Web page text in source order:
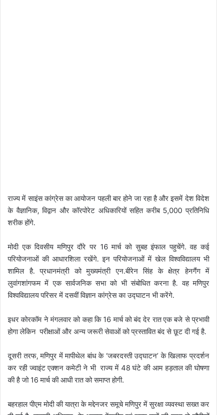
राज्य में साइंस कांग्रेस का आयोजन पहली बार होने जा रहा है और इसमें देश विदेश
के वैज्ञानिक, विद्वान और कॉरपोरेट अधिकारियों सहित करीब 5,000 प्रतिनिधि
शरीक होंगे.
मोदी एक दिवसीय मणिपुर दौरे पर 16 मार्च को सुबह इंफाल पहुचेंगे. वह कई
परियोजनाओं की आधारशिला रखेंगे. इन परियोजनाओं में खेल विश्वविद्यालय भी
शामिल है. प्रधानमंत्री को मुख्यमंत्री एन.बीरेन सिंह के क्षेत्र हेनगैंग में
लुवांगशांगफम में एक सार्वजनिक सभा को भी संबोधित करना है. वह मणिपुर
विश्वविद्यालय परिसर में दसवीं विज्ञान कांग्रेस का उद्घाटन भी करेंगे.
इधर कोरकॉम ने मंगलवार को कहा कि 16 मार्च को बंद देर रात एक बजे से प्रभावी
होगा लेकिन परीक्षाओं और अन्य जरूरी सेवाओं को प्रस्तावित बंद से छूट दी गई है.
दूसरी तरफ, मणिपुर में मापीथेल बांध के ‘जबरदस्ती उद्घाटन’ के खिलाफ प्रदर्शन
कर रही ज्वाइंट एक्शन कमेटी ने भी राज्य में 48 घंटे की आम हड़ताल की घोषणा
की है जो 16 मार्च की आधी रात को समाप्त होगी.
बहरहाल पीएम मोदी की यात्रा के मद्देनजर समूचे मणिपुर में सुरक्षा व्यवस्था सख्त कर